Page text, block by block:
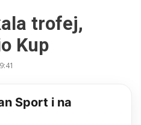
trofej,
Kup
Sport i na